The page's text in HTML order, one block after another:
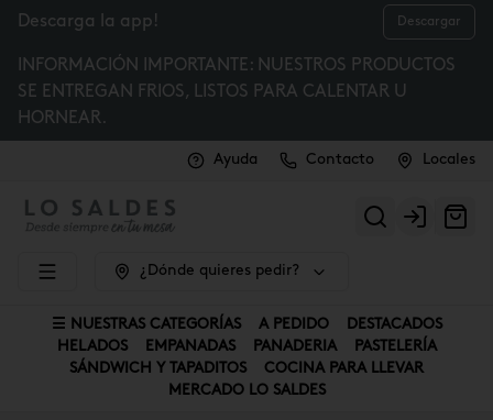
Descarga la app! Descargar
INFORMACIÓN IMPORTANTE: NUESTROS PRODUCTOS
SE ENTREGAN FRIOS, LISTOS PARA CALENTAR U
HORNEAR.
Ayuda Contacto Locales
Login
¿Dónde quieres pedir?
☰ NUESTRAS CATEGORÍAS A PEDIDO
DESTACADOS
HELADOS
EMPANADAS PANADERIA
PASTELERÍA
SÁNDWICH Y TAPADITOS
COCINA PARA LLEVAR
MERCADO LO SALDES